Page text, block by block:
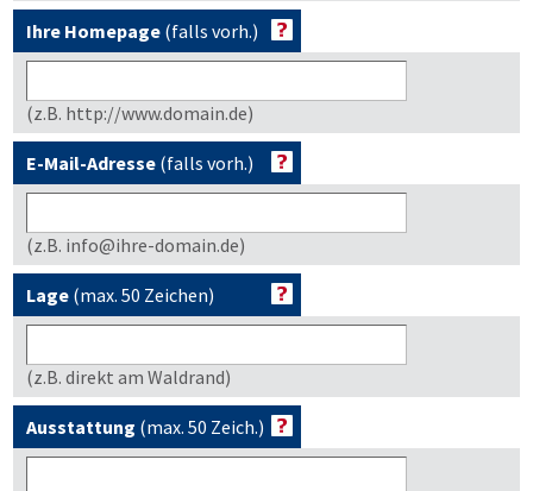
Ihre Homepage (falls vorh.)
(z.B. http://www.domain.de)
E-Mail-Adresse (falls vorh.)
(z.B. info@ihre-domain.de)
Lage (max. 50 Zeichen)
(z.B. direkt am Waldrand)
Ausstattung (max. 50 Zeich.)